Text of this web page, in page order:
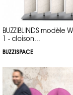
BUZZIBLINDS modèle
1 - cloison...
BUZZISPACE